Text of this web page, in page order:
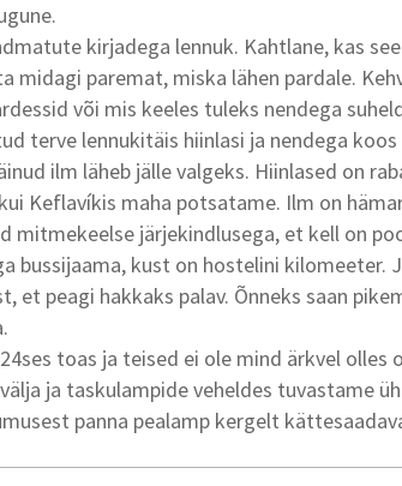
kirjadega lennuk. Kahtlane, kas
midagi paremat, miska lähen pardale.
või mis keeles tuleks nendega
terve lennukitäis hiinlasi ja nendega
ilm läheb jälle valgeks. Hiinlased on
Keflavíkis maha potsatame. Ilm on
mitmekeelse järjekindlusega, et kell on
bussijaama, kust on hostelini kilomeeter.
et peagi hakkaks palav. Õnneks saan
toas ja teised ei ole mind ärkvel olles
ja taskulampide veheldes tuvastame
panna pealamp kergelt